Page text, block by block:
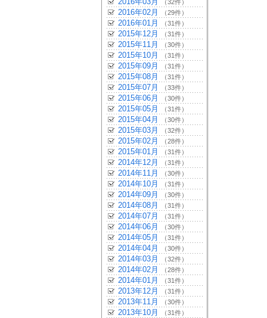
（32件）
2016年02月 （29件）
2016年01月 （31件）
2015年12月 （31件）
2015年11月 （30件）
2015年10月 （31件）
2015年09月 （31件）
2015年08月 （31件）
2015年07月 （33件）
2015年06月 （30件）
2015年05月 （31件）
2015年04月 （30件）
2015年03月 （32件）
2015年02月 （28件）
2015年01月 （31件）
2014年12月 （31件）
2014年11月 （30件）
2014年10月 （31件）
2014年09月 （30件）
2014年08月 （31件）
2014年07月 （31件）
2014年06月 （30件）
2014年05月 （31件）
2014年04月 （30件）
2014年03月 （32件）
2014年02月 （28件）
2014年01月 （31件）
2013年12月 （31件）
2013年11月 （30件）
2013年10月 （31件）